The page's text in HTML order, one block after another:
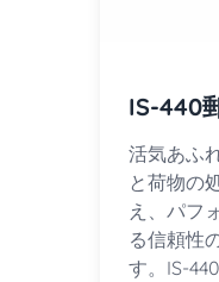
IS-440
活気あふ
と荷物の
え、パフ
る信頼性
す。IS-